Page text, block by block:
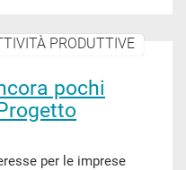
PRODUTTIVE
pochi
per le imprese